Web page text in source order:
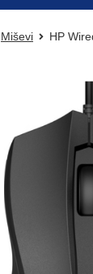
Miševi HP